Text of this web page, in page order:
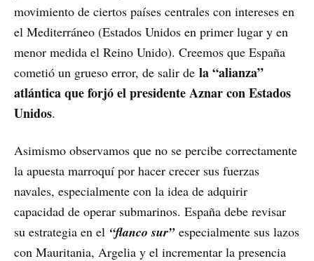
movimiento de ciertos países centrales con intereses en
el Mediterráneo (Estados Unidos en primer lugar y en
menor medida el Reino Unido). Creemos que España
cometió un grueso error, de salir de la “alianza”
atlántica que forjó el presidente Aznar con Estados
Unidos.
Asimismo observamos que no se percibe correctamente
la apuesta marroquí por hacer crecer sus fuerzas
navales, especialmente con la idea de adquirir
capacidad de operar submarinos. España debe revisar
su estrategia en el “flanco sur”especialmente sus lazos
con Mauritania, Argelia y el incrementar la presencia